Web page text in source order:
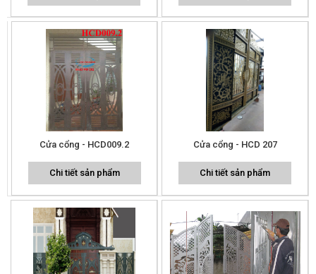
Cửa cổng - HCD009.2
Chi tiết sản phẩm
Cửa cổng - HCD 207
Chi tiết sản phẩm